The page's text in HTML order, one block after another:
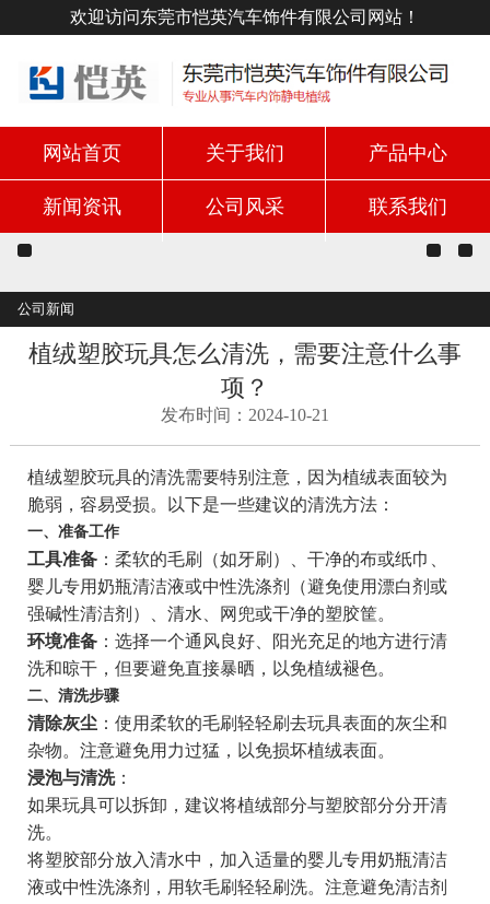
欢迎访问东莞市恺英汽车饰件有限公司网站！
网站首页 关于我们 产品中心
新闻资讯 公司风采 联系我们
公司新闻
植绒塑胶玩具怎么清洗，需要注意什么事
项？
发布时间：2024-10-21
植绒塑胶玩具的清洗需要特别注意，因为植绒表面较为
脆弱，容易受损。以下是一些建议的清洗方法：
一、准备工作
工具准备：柔软的毛刷（如牙刷）、干净的布或纸巾、
婴儿专用奶瓶清洁液或中性洗涤剂（避免使用漂白剂或
强碱性清洁剂）、清水、网兜或干净的塑胶筐。
环境准备：选择一个通风良好、阳光充足的地方进行清
洗和晾干，但要避免直接暴晒，以免植绒褪色。
二、清洗步骤
清除灰尘：使用柔软的毛刷轻轻刷去玩具表面的灰尘和
杂物。注意避免用力过猛，以免损坏植绒表面。
浸泡与清洗：
如果玩具可以拆卸，建议将植绒部分与塑胶部分分开清
洗。
将塑胶部分放入清水中，加入适量的婴儿专用奶瓶清洁
液或中性洗涤剂，用软毛刷轻轻刷洗。注意避免清洁剂